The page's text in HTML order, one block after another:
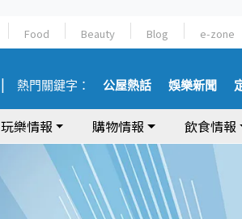
Food Beauty Blog e-zone
熱門關鍵字： 公屋熱話 娛樂新聞
玩樂情報 購物情報 飲食情報